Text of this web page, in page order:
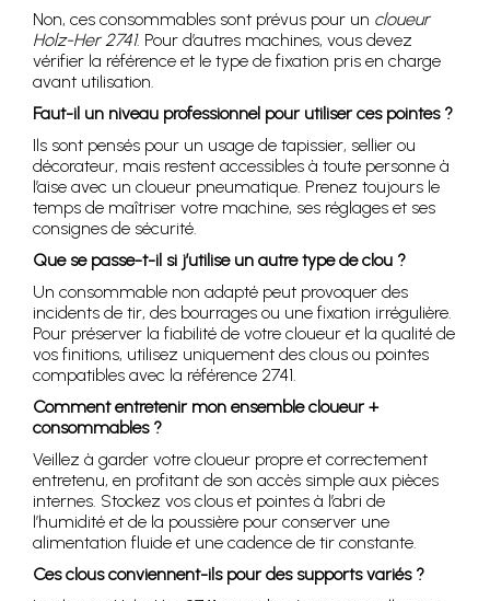
Non, ces consommables sont prévus pour un cloueur
Holz-Her 2741. Pour d’autres machines, vous devez
vérifier la référence et le type de fixation pris en charge
avant utilisation.
Faut-il un niveau professionnel pour utiliser ces pointes ?
Ils sont pensés pour un usage de tapissier, sellier ou
décorateur, mais restent accessibles à toute personne à
l’aise avec un cloueur pneumatique. Prenez toujours le
temps de maîtriser votre machine, ses réglages et ses
consignes de sécurité.
Que se passe-t-il si j’utilise un autre type de clou ?
Un consommable non adapté peut provoquer des
incidents de tir, des bourrages ou une fixation irrégulière.
Pour préserver la fiabilité de votre cloueur et la qualité de
vos finitions, utilisez uniquement des clous ou pointes
compatibles avec la référence 2741.
Comment entretenir mon ensemble cloueur +
consommables ?
Veillez à garder votre cloueur propre et correctement
entretenu, en profitant de son accès simple aux pièces
internes. Stockez vos clous et pointes à l’abri de
l’humidité et de la poussière pour conserver une
alimentation fluide et une cadence de tir constante.
Ces clous conviennent-ils pour des supports variés ?